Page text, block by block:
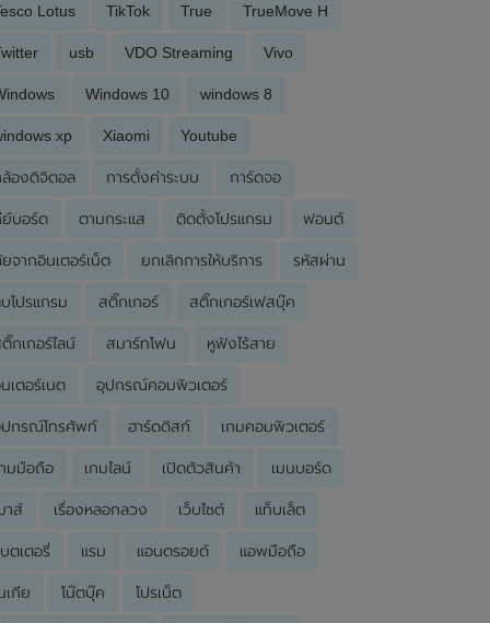
Lotus TikTok True TrueMove H
usb VDO Streaming Vivo
Windows 10 windows 8
xp Xiaomi Youtube
องดิจิตอล การตั้งค่าระบบ การ์ดจอ
บอร์ด ตามกระแส ติดตั้งโปรแกรม ฟอนต์
จากอินเตอร์เน็ต ยกเลิกการให้บริการ รหัสผ่าน
โปรแกรม สติ๊กเกอร์ สติ๊กเกอร์เฟสบุ๊ค
กเกอร์ไลน์ สมาร์ทโฟน หูฟังไร้สาย
เตอร์เนต อุปกรณ์คอมพิวเตอร์
กรณ์โทรศัพท์ ฮาร์ดดิสก์ เกมคอมพิวเตอร์
มมือถือ เกมไลน์ เปิดตัวสินค้า เมนบอร์ด
าส์ เรื่องหลอกลวง เว็บไซต์ แท็บเล็ต
ตเตอรี่ แรม แอนดรอยด์ แอพมือถือ
เกีย โน๊ตบุ๊ค โปรเน็ต